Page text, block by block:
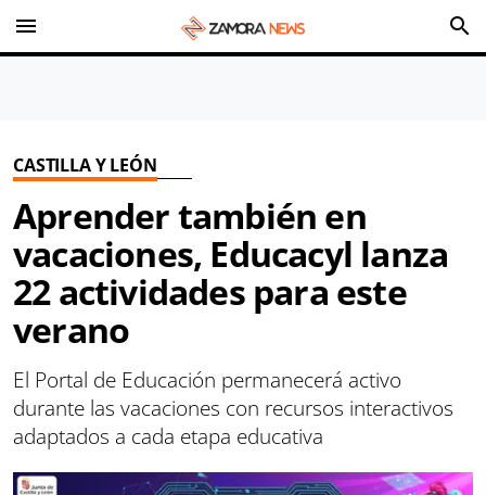
menu search
CASTILLA Y LEÓN
Aprender también en
vacaciones, Educacyl lanza
22 actividades para este
verano
El Portal de Educación permanecerá activo
durante las vacaciones con recursos interactivos
adaptados a cada etapa educativa